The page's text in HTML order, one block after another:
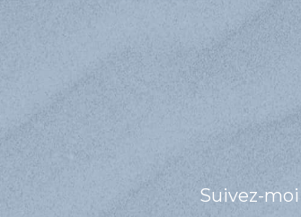
Suivez-